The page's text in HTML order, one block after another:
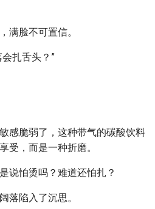
满脸不可置信。
扎舌头？”
感脆弱了，这种带气的碳酸饮料
受，而是一种折磨。
说怕烫吗？难道还怕扎？
落陷入了沉思。